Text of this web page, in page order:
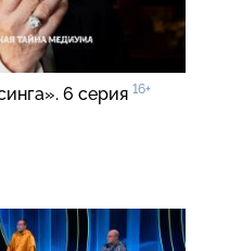
6 серия 16+